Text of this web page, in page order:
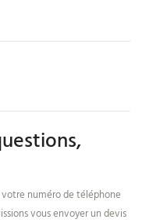
numéro de téléphone
vous envoyer un devis